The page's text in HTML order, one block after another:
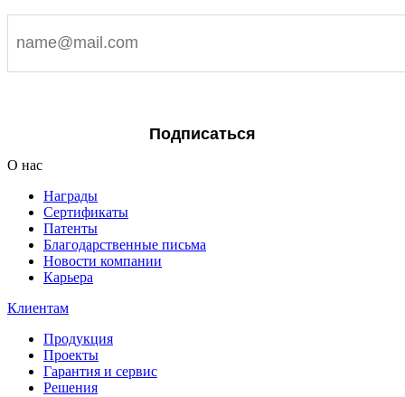
Подписаться
О нас
Награды
Сертификаты
Патенты
Благодарственные письма
Новости компании
Карьера
Клиентам
Продукция
Проекты
Гарантия и сервис
Решения